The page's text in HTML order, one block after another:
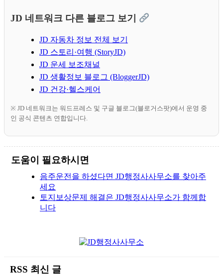
JD 네트워크 다른 블로그 보기
JD 자동차 정보 전체 보기
JD 스토리·여행 (StoryJD)
JD 운세 보조채널
JD 생활정보 블로그 (BloggerJD)
JD 건강·헬스케어
※ JD 네트워크는 워드프레스 및 구글 블로그(블로거스팟)에서 운영 중
인 공식 콘텐츠 연합입니다.
도움이 필요하시면
음주운전을 하셨다면 JD행정사사무소를 찾아주
세요
토지보상문제 해결은 JD행정사사무소가 함께합
니다
RSS 최신 글